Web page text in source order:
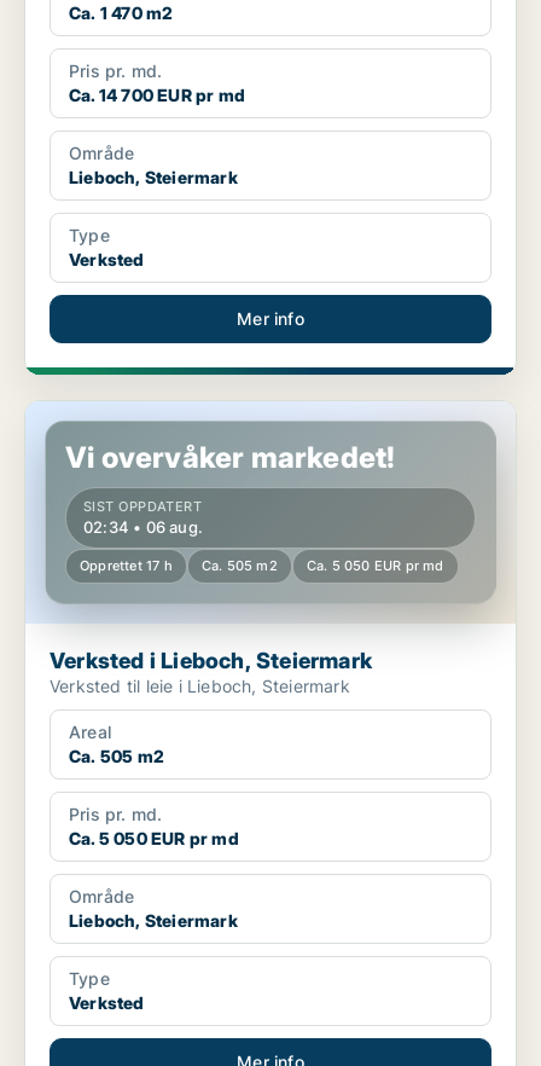
Ca. 1 470 m2
Pris pr. md.
Ca. 14 700 EUR pr md
Område
Lieboch, Steiermark
Type
Verksted
Mer info
Verksted i Lieboch, Steiermark
Vi overvåker markedet!
SIST OPPDATERT
02:34 • 06 aug.
Opprettet 17 h Ca. 505 m2 Ca. 5 050 EUR pr md
Verksted i Lieboch, Steiermark
Verksted til leie i Lieboch, Steiermark
Areal
Ca. 505 m2
Pris pr. md.
Ca. 5 050 EUR pr md
Område
Lieboch, Steiermark
Type
Verksted